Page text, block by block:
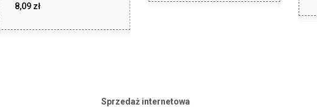
8,09 zł
Sprzedaż internetowa